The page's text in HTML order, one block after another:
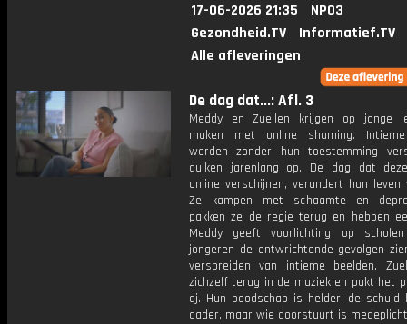
17-06-2026 21:35
NPO3
Gezondheid.TV
Informatief.TV
Alle afleveringen
De dag dat...: Afl. 3
Meddy en Zuellen krijgen op jonge
maken met online shaming.
worden zonder hun toestemming
duiken jarenlang op. De dag dat
online verschijnen, verandert hun leven
Ze kampen met schaamte en
pakken ze de regie terug en hebben
Meddy geeft voorlichting op
jongeren de ontwrichtende gevolgen
verspreiden van intieme beelden.
zichzelf terug in de muziek en pakt het
dj. Hun boodschap is helder: de
dader, maar wie doorstuurt is